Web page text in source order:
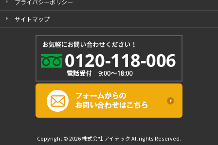
プライバシーポリシー
サイトマップ
Copyright © 2026 株式会社 アイテック All rights Reserved.